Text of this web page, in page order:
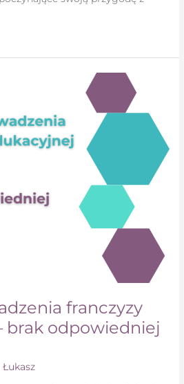
franczyzy
brak odpowiedniej